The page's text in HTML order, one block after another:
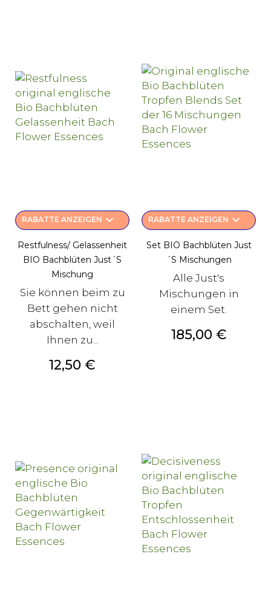
RABATTE ANZEIGEN keyboard_arrow_down
Restfulness/ Gelassenheit
BIO Bachblüten Just´s
Mischung
Sie können beim zu
Bett gehen nicht
abschalten, weil
Ihnen zu...
Preis
12,50 €
RABATTE ANZEIGEN keyboard_arrow_down
Set BIO Bachblüten Just
´s Mischungen
Alle Just's
Mischungen in
einem Set.
Preis
185,00 €